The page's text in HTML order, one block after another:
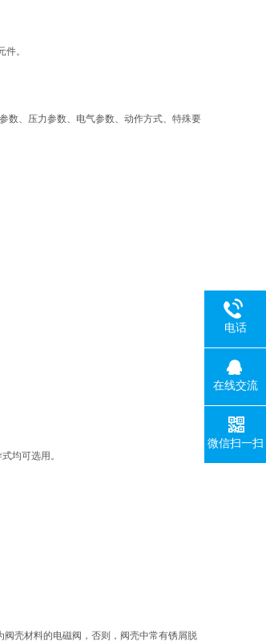
。
数、压力参数、电气参数、动作方式、特殊要
均可选用。
壳材料的电磁阀，否则，阀壳中常有锈屑脱
电话
在线交流
微信扫一扫